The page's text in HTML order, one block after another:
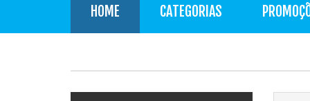
HOME CATEGORIAS